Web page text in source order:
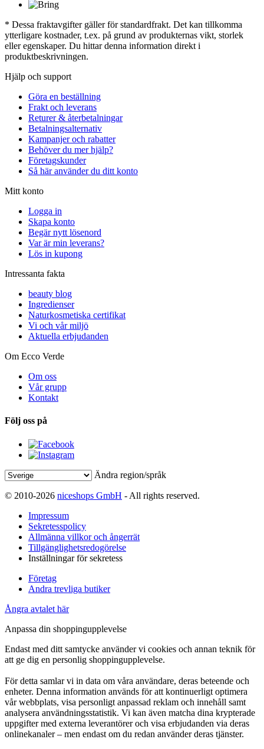
* Dessa fraktavgifter gäller för standardfrakt. Det kan tillkomma
ytterligare kostnader, t.ex. på grund av produkternas vikt, storlek
eller egenskaper. Du hittar denna information direkt i
produktbeskrivningen.
Hjälp och support
Göra en beställning
Frakt och leverans
Returer & återbetalningar
Betalningsalternativ
Kampanjer och rabatter
Behöver du mer hjälp?
Företagskunder
Så här använder du ditt konto
Mitt konto
Logga in
Skapa konto
Begär nytt lösenord
Var är min leverans?
Lös in kupong
Intressanta fakta
beauty blog
Ingredienser
Naturkosmetiska certifikat
Vi och vår miljö
Aktuella erbjudanden
Om Ecco Verde
Om oss
Vår grupp
Kontakt
Följ oss på
Ändra region/språk
© 2010-2026 niceshops GmbH - All rights reserved.
Impressum
Sekretesspolicy
Allmänna villkor och ångerrät
Tillgänglighetsredogörelse
Inställningar för sekretess
Företag
Andra trevliga butiker
Ångra avtalet här
Anpassa din shoppingupplevelse
Endast med ditt samtycke använder vi cookies och annan teknik för
att ge dig en personlig shoppingupplevelse.
För detta samlar vi in data om våra användare, deras beteende och
enheter. Denna information används för att kontinuerligt optimera
vår webbplats, visa personligt anpassad reklam och innehåll samt
analysera användningsstatistik. Vi kan även matcha dina krypterade
uppgifter med externa leverantörer och visa erbjudanden via deras
onlinekanaler – men endast om du redan använder deras tjänster.